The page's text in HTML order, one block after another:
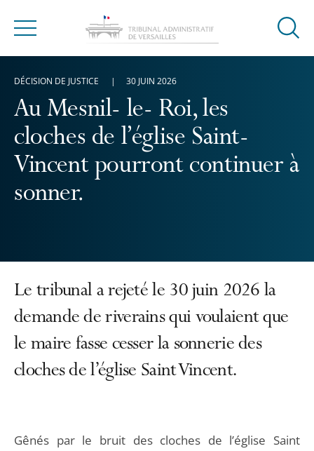
Menu
Ouvrir
Au Mesnil- le- Roi, les
cloches de l’église Saint-
Vincent pourront continuer à
sonner.
DÉCISION DE JUSTICE 30 JUIN 2026
Le tribunal a rejeté le 30 juin 2026 la
demande de riverains qui voulaient que
le maire fasse cesser la sonnerie des
cloches de l’église Saint Vincent.
Gênés par le bruit des cloches de l’église Saint